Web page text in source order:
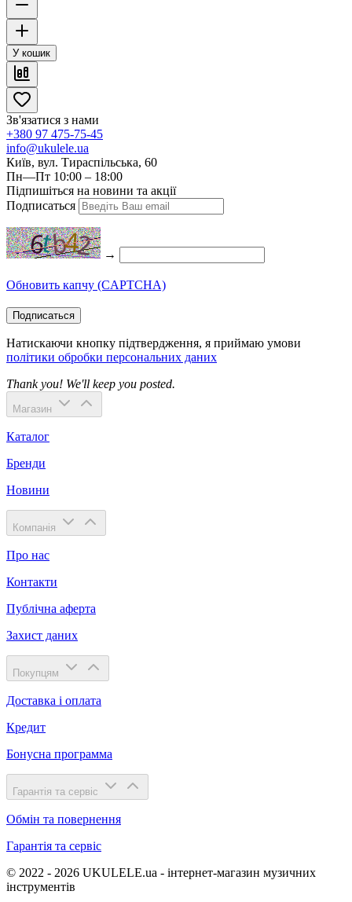
У кошик
Зв'язатися з нами
+380 97 475-75-45
info@ukulele.ua
Київ, вул. Тираспільська, 60
Пн—Пт 10:00 – 18:00
Підпишіться на новини та акції
Подписаться
→
Обновить капчу (CAPTCHA)
Подписаться
Натискаючи кнопку підтвердження, я приймаю умови
політики обробки персональних даних
Thank you! We'll keep you posted.
Магазин
Каталог
Бренди
Новини
Компанія
Про нас
Контакти
Публічна аферта
Захист даних
Покупцям
Доставка і оплата
Кредит
Бонусна программа
Гарантія та сервіс
Обмін та повернення
Гарантія та сервіс
© 2022 - 2026 UKULELE.ua - інтернет-магазин музичних
інструментів